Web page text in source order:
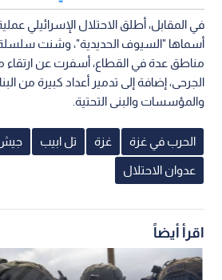
في المقابل، أطلق الاحتلال الإسرائيلي
أسماها "السيوف الحديدية"، وشنت
مناطق عدة في القطاع، أسفرت عن ارتقاء
الجرحى، إضافة إلى تدمير أعداد كبيرة من
والمؤسسات والبنى التحتية.
الحرب في غزة غزة تل ابيب جيش
عدوان الاحتلال
اقرأ أيضاً